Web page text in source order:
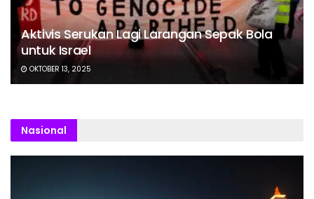
Aktivis Serukan Lagi Larangan Sepak Bola
untuk Israel
OKTOBER 13, 2025
Nasional